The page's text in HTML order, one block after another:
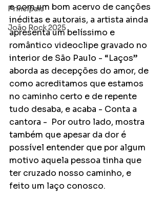
Principais
João Rock 2025
e com um bom acervo de canções
inéditas e autorais, a artista ainda
apresenta um belíssimo e
romântico videoclipe gravado no
interior de São Paulo - “Laços”
aborda as decepções do amor, de
como acreditamos que estamos
no caminho certo e de repente
tudo desaba, e acaba - Conta a
cantora -  Por outro lado, mostra
também que apesar da dor é
possível entender que por algum
motivo aquela pessoa tinha que
ter cruzado nosso caminho, e
feito um laço conosco.